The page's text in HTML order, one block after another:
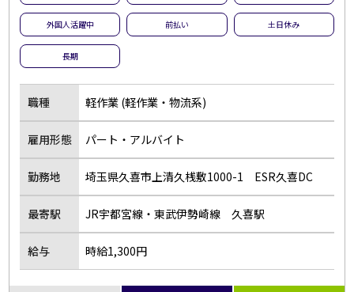
外国人活躍中 前払い 土日休み
長期
職種 軽作業 (軽作業・物流系)
雇用形態 パート・アルバイト
勤務地 埼玉県久喜市上清久桟敷1000-1 ESR久喜DC
最寄駅 JR宇都宮線・東武伊勢崎線 久喜駅
給与 時給1,300円